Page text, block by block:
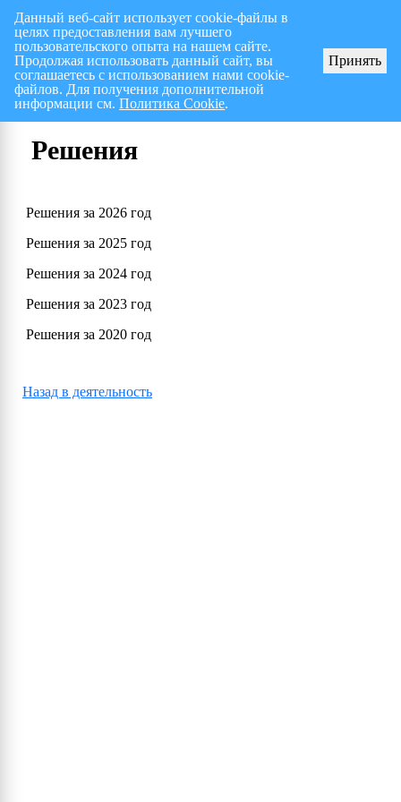
Перспективный план работ на I полугодие 2026 г.
Решения
Решения за 2026 год
Решения за 2025 год
Решения за 2024 год
Решения за 2023 год
Решения за 2020 год
Назад в деятельность
Данный веб-сайт использует cookie-файлы в
целях предоставления вам лучшего
пользовательского опыта на нашем сайте.
Продолжая использовать данный сайт, вы
соглашаетесь с использованием нами cookie-
файлов. Для получения дополнительной
информации см.Политика Cookie.
Принять